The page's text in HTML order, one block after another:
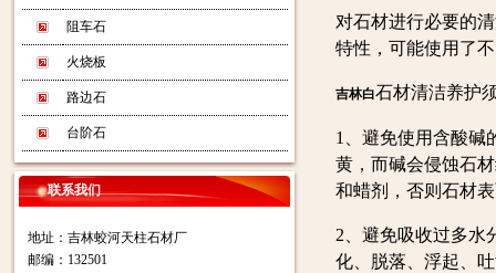
阻车石
火烧板
路边石
台阶石
联系我们
地址：吉林蛟河天柱石材厂
邮编：132501
对石材进行必要的
特性，可能使用了
吉林白石材清洁养护
1、避免使用含酸碱
黄，而碱会侵蚀石
和蜡剂，否则石材
2、避免吸收过多水
化、脱落、浮起、